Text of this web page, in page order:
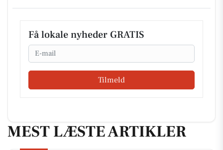
Få lokale nyheder GRATIS
Email
Tilmeld
MEST LÆSTE ARTIKLER